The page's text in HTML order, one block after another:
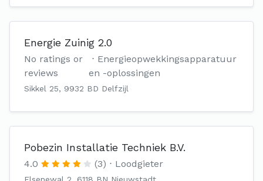
Energie Zuinig 2.0
No ratings or
reviews
Energieopwekkingsapparatuur
en -oplossingen
Sikkel 25, 9932 BD Delfzijl
Pobezin Installatie Techniek B.V.
4.0 (3) Loodgieter